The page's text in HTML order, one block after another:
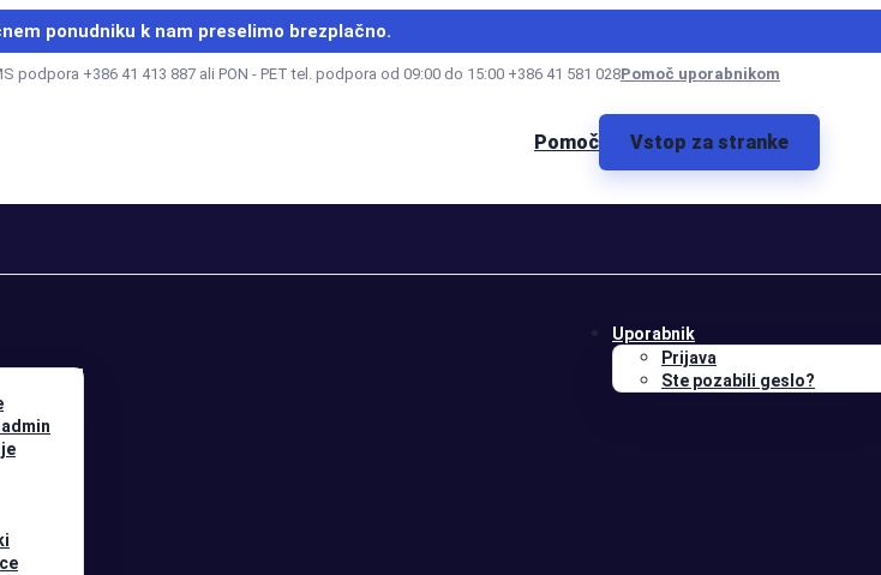
ponudniku k nam preselimo brezplačno.
podpora +386 41 413 887 ali PON - PET tel. podpora od 09:00 do 15:00 +386 41 581 028Pomoč uporabnikom
Pomoč Vstop za stranke
Uporabnik
Prijava
Ste pozabili geslo?